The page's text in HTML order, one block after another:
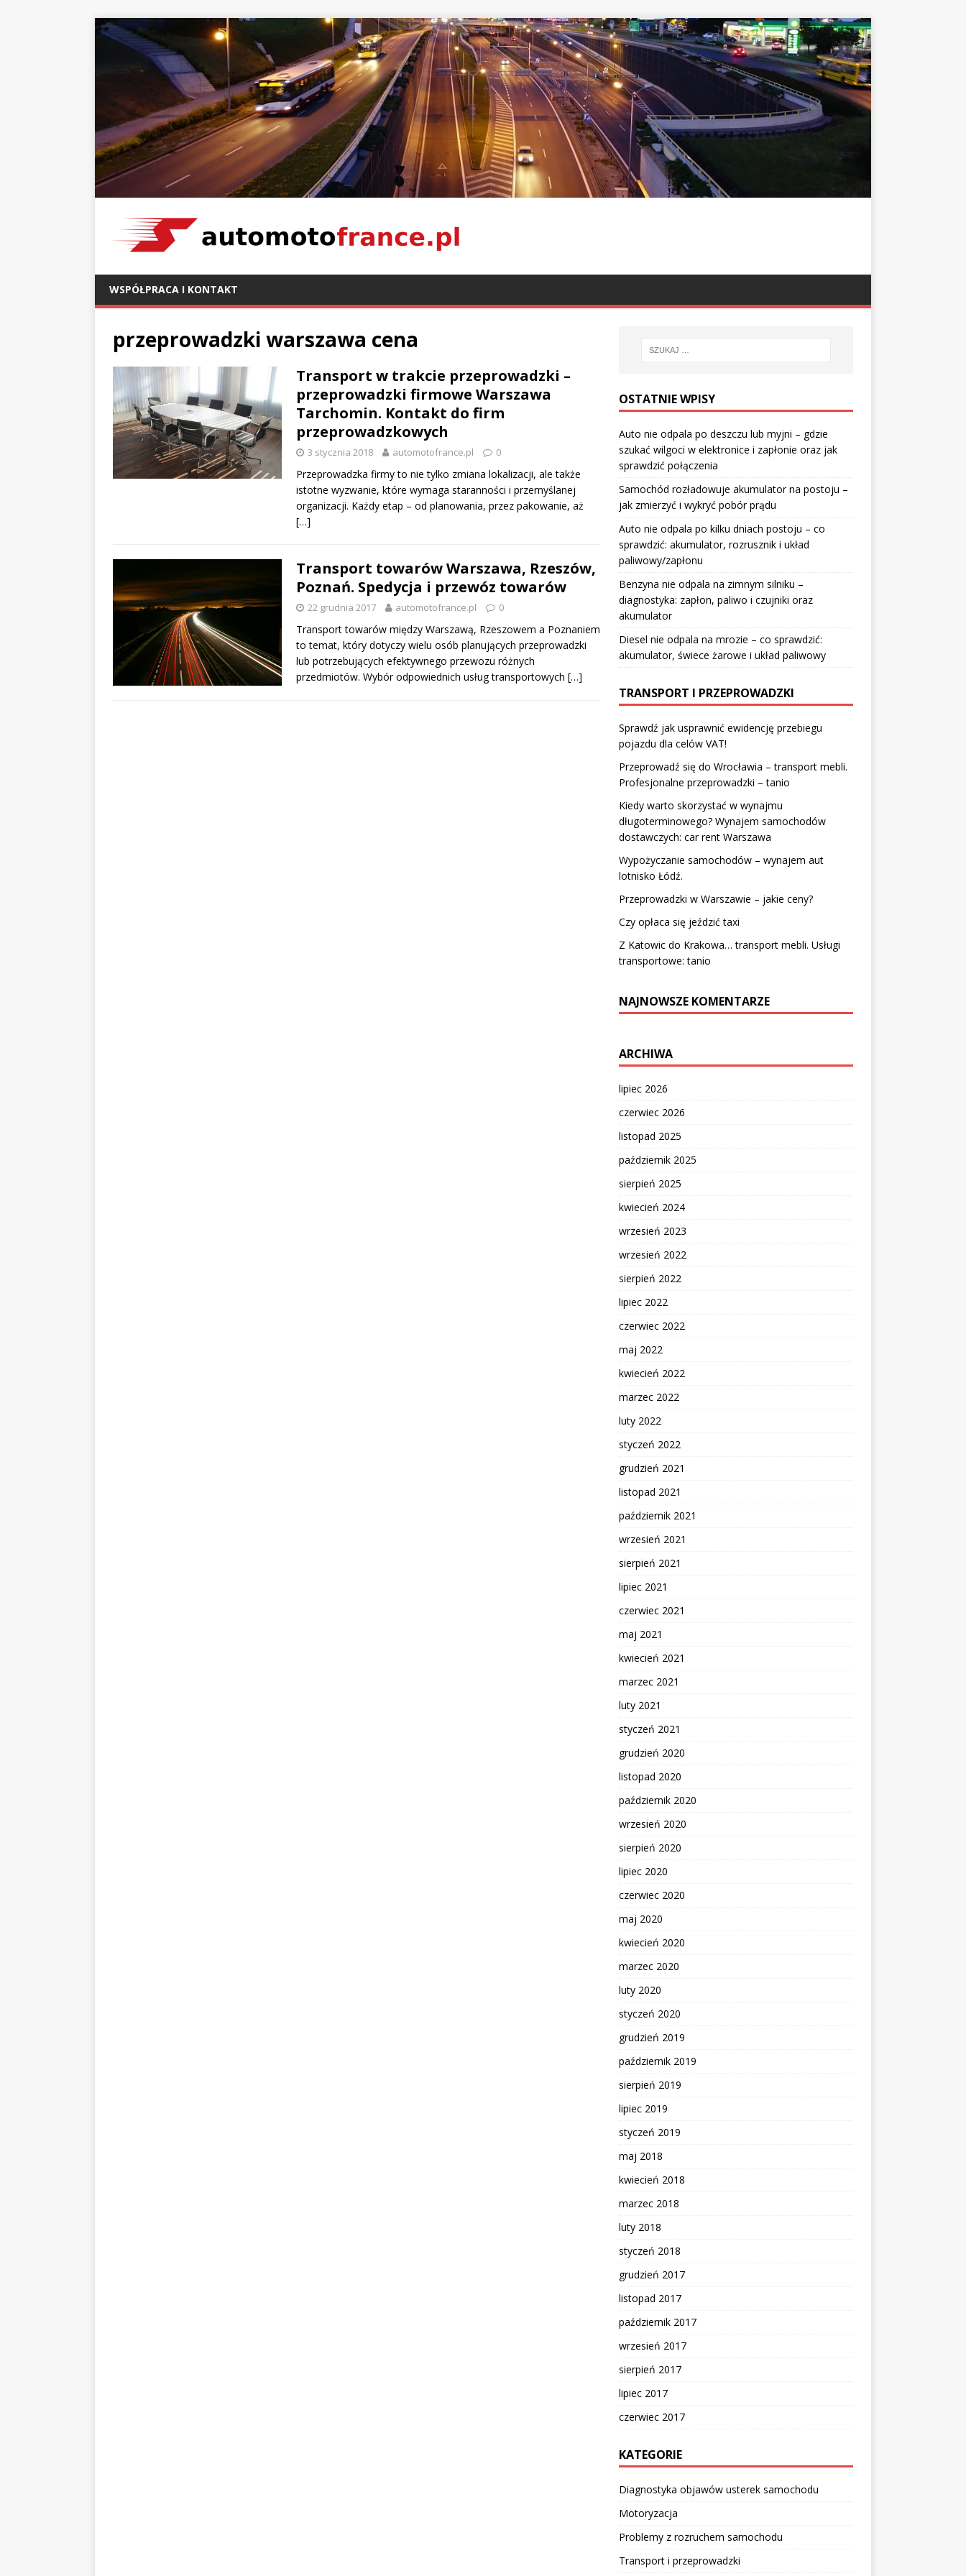
WSPÓŁPRACA I KONTAKT
przeprowadzki warszawa cena
Transport w trakcie przeprowadzki –
przeprowadzki firmowe Warszawa
Tarchomin. Kontakt do firm
przeprowadzkowych
3 stycznia 2018 automotofrance.pl 0
Przeprowadzka firmy to nie tylko zmiana lokalizacji, ale także
istotne wyzwanie, które wymaga staranności i przemyślanej
organizacji. Każdy etap – od planowania, przez pakowanie, aż
[…]
Transport towarów Warszawa, Rzeszów,
Poznań. Spedycja i przewóz towarów
22 grudnia 2017 automotofrance.pl 0
Transport towarów między Warszawą, Rzeszowem a Poznaniem
to temat, który dotyczy wielu osób planujących przeprowadzki
lub potrzebujących efektywnego przewozu różnych
przedmiotów. Wybór odpowiednich usług transportowych […]
OSTATNIE WPISY
Auto nie odpala po deszczu lub myjni – gdzie
szukać wilgoci w elektronice i zapłonie oraz jak
sprawdzić połączenia
Samochód rozładowuje akumulator na postoju –
jak zmierzyć i wykryć pobór prądu
Auto nie odpala po kilku dniach postoju – co
sprawdzić: akumulator, rozrusznik i układ
paliwowy/zapłonu
Benzyna nie odpala na zimnym silniku –
diagnostyka: zapłon, paliwo i czujniki oraz
akumulator
Diesel nie odpala na mrozie – co sprawdzić:
akumulator, świece żarowe i układ paliwowy
TRANSPORT I PRZEPROWADZKI
Sprawdź jak usprawnić ewidencję przebiegu
pojazdu dla celów VAT!
Przeprowadź się do Wrocławia – transport mebli.
Profesjonalne przeprowadzki – tanio
Kiedy warto skorzystać w wynajmu
długoterminowego? Wynajem samochodów
dostawczych: car rent Warszawa
Wypożyczanie samochodów – wynajem aut
lotnisko Łódź.
Przeprowadzki w Warszawie – jakie ceny?
Czy opłaca się jeździć taxi
Z Katowic do Krakowa… transport mebli. Usługi
transportowe: tanio
NAJNOWSZE KOMENTARZE
ARCHIWA
lipiec 2026
czerwiec 2026
listopad 2025
październik 2025
sierpień 2025
kwiecień 2024
wrzesień 2023
wrzesień 2022
sierpień 2022
lipiec 2022
czerwiec 2022
maj 2022
kwiecień 2022
marzec 2022
luty 2022
styczeń 2022
grudzień 2021
listopad 2021
październik 2021
wrzesień 2021
sierpień 2021
lipiec 2021
czerwiec 2021
maj 2021
kwiecień 2021
marzec 2021
luty 2021
styczeń 2021
grudzień 2020
listopad 2020
październik 2020
wrzesień 2020
sierpień 2020
lipiec 2020
czerwiec 2020
maj 2020
kwiecień 2020
marzec 2020
luty 2020
styczeń 2020
grudzień 2019
październik 2019
sierpień 2019
lipiec 2019
styczeń 2019
maj 2018
kwiecień 2018
marzec 2018
luty 2018
styczeń 2018
grudzień 2017
listopad 2017
październik 2017
wrzesień 2017
sierpień 2017
lipiec 2017
czerwiec 2017
KATEGORIE
Diagnostyka objawów usterek samochodu
Motoryzacja
Problemy z rozruchem samochodu
Transport i przeprowadzki